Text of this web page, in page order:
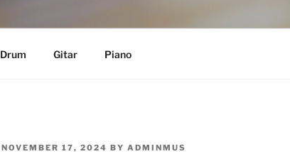
Drum Gitar Piano
POSTED
NOVEMBER 17, 2024 BY ADMINMUS